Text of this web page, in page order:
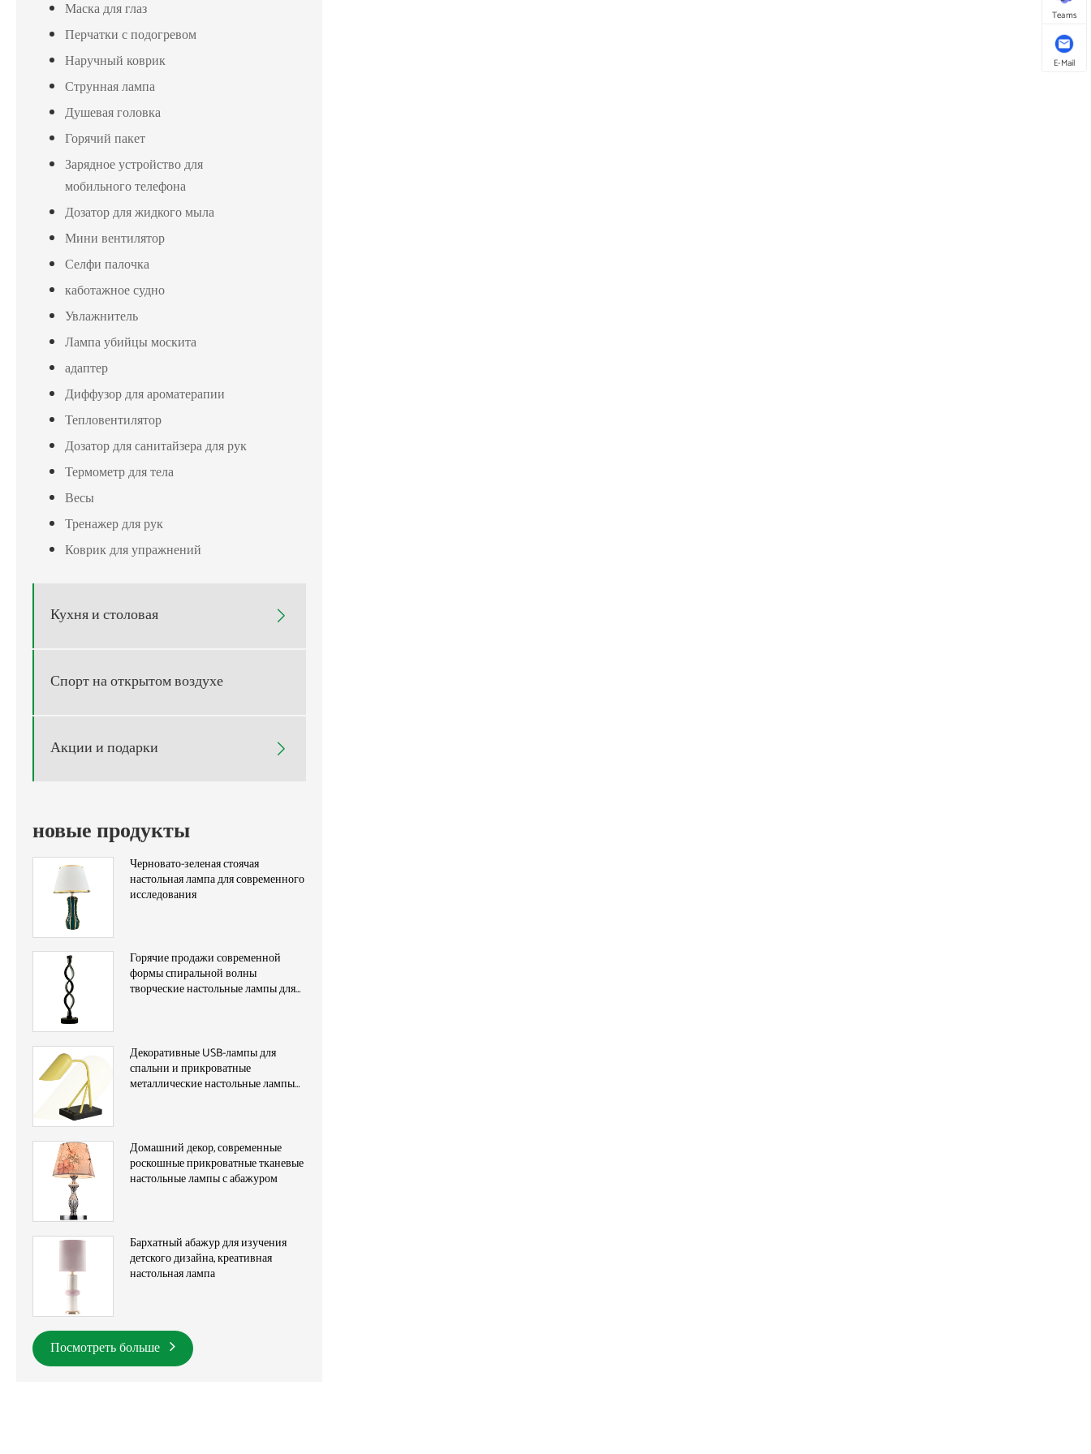
Маска для глаз
Перчатки с подогревом
Наручный коврик
Струнная лампа
Душевая головка
Горячий пакет
Зарядное устройство для
мобильного телефона
Дозатор для жидкого мыла
Мини вентилятор
Селфи палочка
каботажное судно
Увлажнитель
Лампа убийцы москита
адаптер
Диффузор для ароматерапии
Тепловентилятор
Дозатор для санитайзера для рук
Термометр для тела
Весы
Тренажер для рук
Коврик для упражнений
Кухня и столовая 
Спорт на открытом воздухе
Акции и подарки 
новые продукты
Черновато-зеленая стоячая
настольная лампа для современного
исследования
Горячие продажи современной
формы спиральной волны
творческие настольные лампы для
Декоративные USB-лампы для
спальни и прикроватные
металлические настольные лампы
Домашний декор, современные
роскошные прикроватные тканевые
настольные лампы с абажуром
Бархатный абажур для изучения
детского дизайна, креативная
настольная лампа
Посмотреть больше
Teams
E-Mail